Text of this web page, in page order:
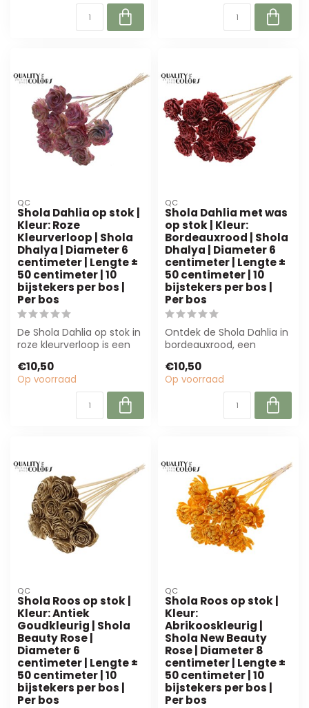
QC
Shola Dahlia op stok |
Kleur: Roze
Kleurverloop | Shola
Dhalya | Diameter 6
centimeter | Lengte ±
50 centimeter | 10
bijstekers per bos |
Per bos
De Shola Dahlia op stok in
roze kleurverloop is een
kunstbloem, ide...
€10,50
Op voorraad
QC
Shola Dahlia met was
op stok | Kleur:
Bordeauxrood | Shola
Dhalya | Diameter 6
centimeter | Lengte ±
50 centimeter | 10
bijstekers per bos |
Per bos
Ontdek de Shola Dahlia in
bordeauxrood, een
kunstbloem van QC. Du...
€10,50
Op voorraad
QC
Shola Roos op stok |
Kleur: Antiek
Goudkleurig | Shola
Beauty Rose |
Diameter 6
centimeter | Lengte ±
50 centimeter | 10
bijstekers per bos |
Per bos
QC
Shola Roos op stok |
Kleur:
Abrikooskleurig |
Shola New Beauty
Rose | Diameter 8
centimeter | Lengte ±
50 centimeter | 10
bijstekers per bos |
Per bos